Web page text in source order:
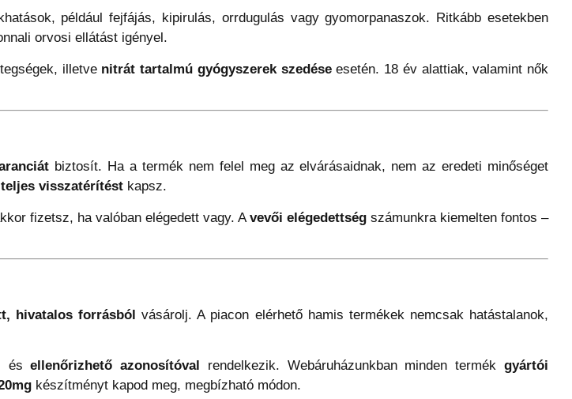
például fejfájás, kipirulás, orrdugulás vagy gyomorpanaszok. Ritkább esetekben
orvosi ellátást igényel.
illetve nitrát tartalmú gyógyszerek szedéseesetén. 18 év alattiak, valamint nők
biztosít. Ha a termék nem felel meg az elvárásaidnak, nem az eredeti minőséget
teljes visszatérítést kapsz.
fizetsz, ha valóban elégedett vagy. A vevői elégedettség számunkra kiemelten fontos –
hivatalos forrásból vásárolj. A piacon elérhető hamis termékek nemcsak hatástalanok,
ésellenőrizhető azonosítóval rendelkezik. Webáruházunkban minden termékgyártói
készítményt kapod meg, megbízható módon.